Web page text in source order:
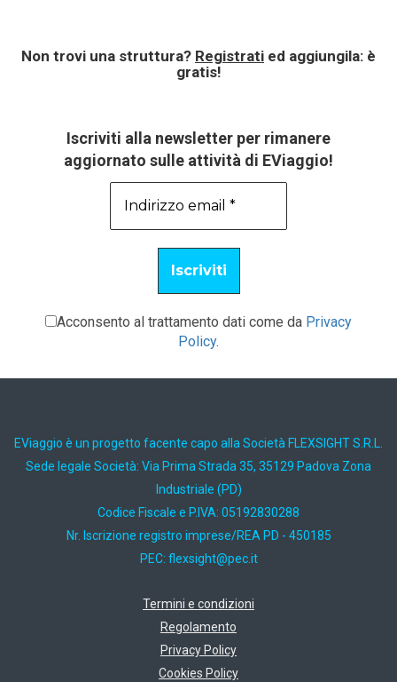
Non trovi una struttura? Registrati ed aggiungila: è
gratis!
Iscriviti alla newsletter per rimanere
aggiornato sulle attività di EViaggio!
Acconsento al trattamento dati come da Privacy
Policy.
EViaggio è un progetto facente capo alla Società FLEXSIGHT S.R.L.
Sede legale Società: Via Prima Strada 35, 35129 Padova Zona
Industriale (PD)
Codice Fiscale e P.IVA: 05192830288
Nr. Iscrizione registro imprese/REA PD - 450185
PEC: ti.cep@thgisxelf
Termini e condizioni
Regolamento
Privacy Policy
Cookies Policy